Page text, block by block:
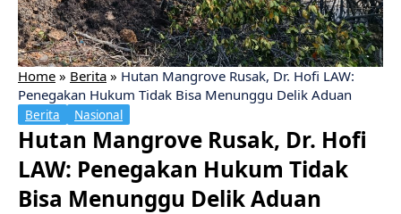
Home » Berita » Hutan Mangrove Rusak, Dr. Hofi LAW:
Penegakan Hukum Tidak Bisa Menunggu Delik Aduan
Berita Nasional
Hutan Mangrove Rusak, Dr. Hofi
LAW: Penegakan Hukum Tidak
Bisa Menunggu Delik Aduan